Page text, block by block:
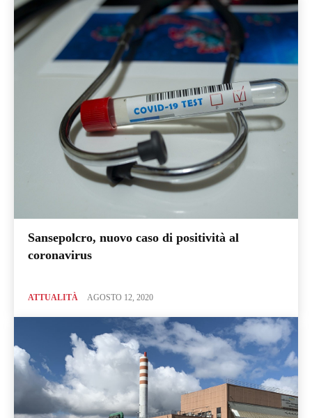
Sansepolcro, nuovo caso di positività al
coronavirus
ATTUALITÀ AGOSTO 12, 2020